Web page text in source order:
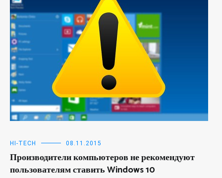
HI-TECH 08.11.2015
Производители компьютеров не рекомендуют
пользователям ставить Windows 10